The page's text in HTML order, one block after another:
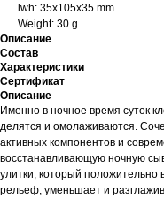
lwh: 35x105x35 mm
Weight: 30 g
Описание
Состав
Характеристики
Сертификат
Описание
Именно в ночное время суток
делятся и омолаживаются.
активных компонентов и
восстанавливающую ночную
улитки, который положительно
рельеф, уменьшает и